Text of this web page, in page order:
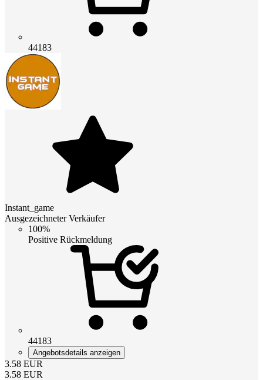
44183
Instant_game
Ausgezeichneter Verkäufer
100%
Positive Rückmeldung
44183
Angebotsdetails anzeigen
3.58 EUR
3.58 EUR